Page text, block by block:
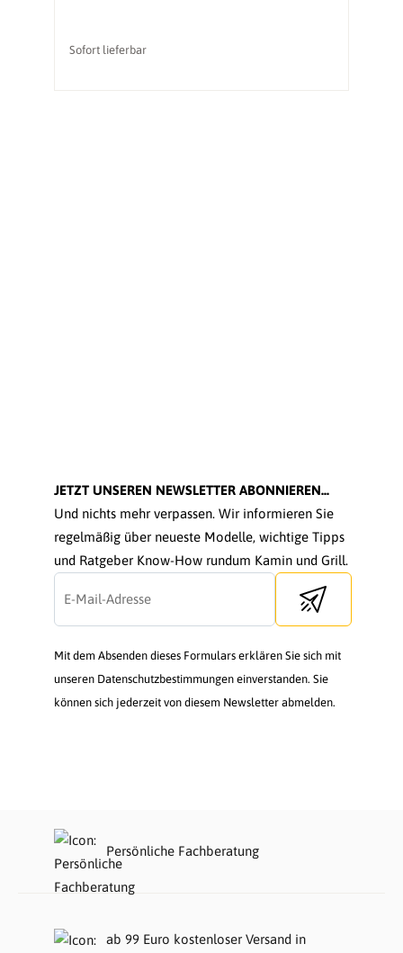
Sofort lieferbar
JETZT UNSEREN NEWSLETTER ABONNIEREN...
Und nichts mehr verpassen. Wir informieren Sie
regelmäßig über neueste Modelle, wichtige Tipps
und Ratgeber Know-How rundum Kamin und Grill.
Send newsletter
Mit dem Absenden dieses Formulars erklären Sie sich mit
unseren Datenschutzbestimmungen einverstanden. Sie
können sich jederzeit von diesem Newsletter abmelden.
Persönliche Fachberatung
ab 99 Euro kostenloser Versand in